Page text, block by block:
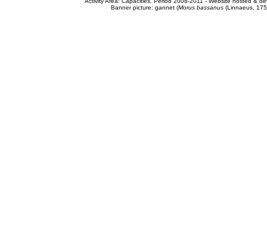
Banner picture: gannet (Morus bassanus(Linnaeus,